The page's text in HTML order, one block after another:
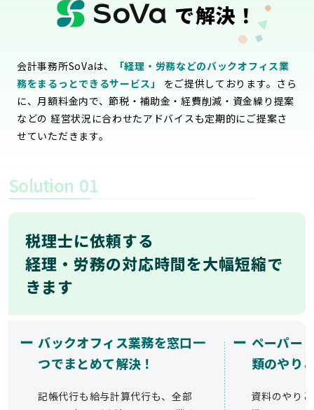
で解決！
会計事務所SoVaは、
「経理・労務などのバックオフィス業
務をまるっとできるサービス」
をご提供しております。さら
に、月額料金内で、節税・補助金・経費削減・資金繰り提案
などの 経営状況に合わせたアドバイスも定期的にご提案さ
せていただきます。
Solution 01
税理士に依頼する
経理・労務の対応時間を大幅短縮で
きます
ー バックオフィス業務を窓口一
つでまとめて解決！
記帳代行も給与計算代行も、全部
ー ペーパー
類のやり
資料のやり